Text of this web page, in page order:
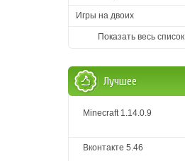
Игры на двоих
Показать весь список
Лучшее
Minecraft 1.14.0.9
Вконтакте 5.46